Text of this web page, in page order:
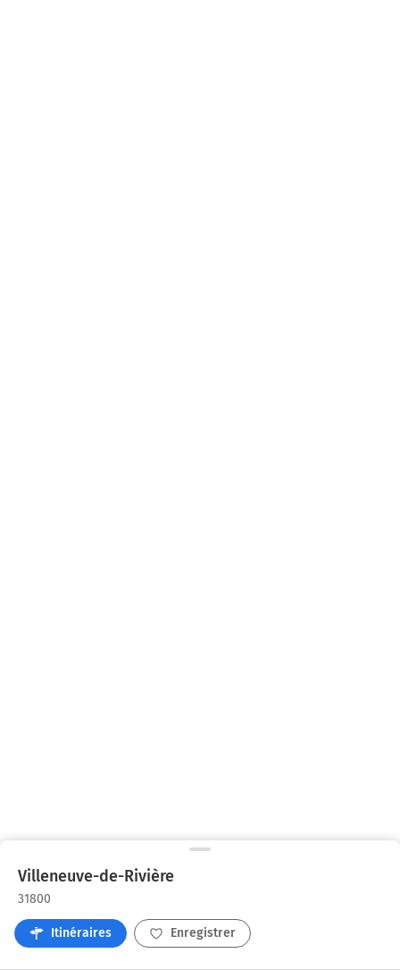
Villeneuve-de-Rivière
31800
Itinéraires Enregistrer